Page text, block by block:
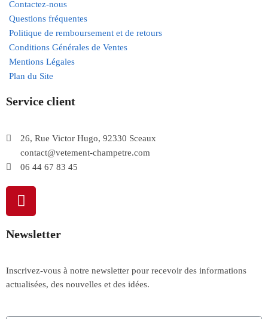
Contactez-nous
Questions fréquentes
Politique de remboursement et de retours
Conditions Générales de Ventes
Mentions Légales
Plan du Site
Service client
26, Rue Victor Hugo, 92330 Sceaux
contact@vetement-champetre.com
06 44 67 83 45
Newsletter
Inscrivez-vous à notre newsletter pour recevoir des informations
actualisées, des nouvelles et des idées.